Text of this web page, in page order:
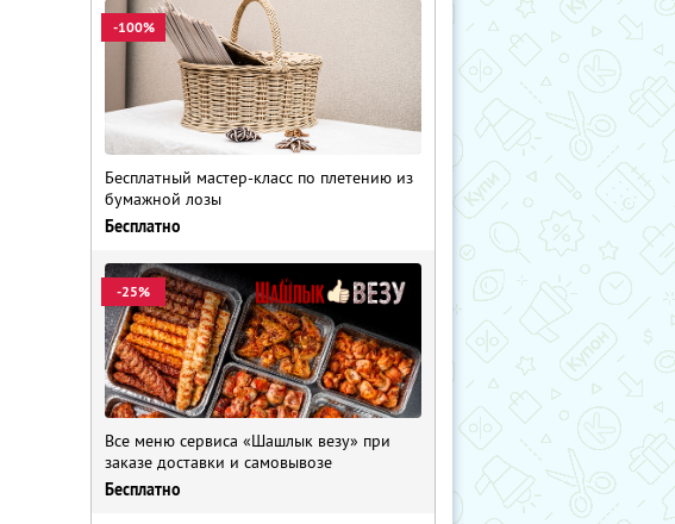
-100%
Бесплатный мастер-класс по плетению из
бумажной лозы
Бесплатно
-25%
Все меню сервиса «Шашлык везу» при
заказе доставки и самовывозе
Бесплатно